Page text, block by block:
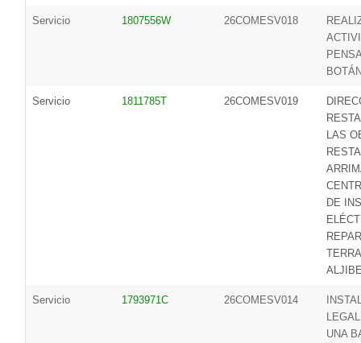
Servicio 1807556W 26COMESV018
Servicio 1811785T 26COMESV019
LAS
DE
Servicio 1793971C 26COMESV014
UNA